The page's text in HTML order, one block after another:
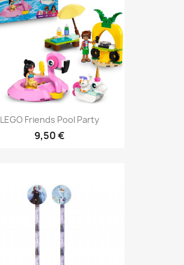
LEGO Friends Pool Party
9,50 €